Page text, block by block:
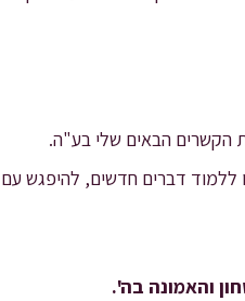
הקשרים הבאים שלי בע"ה.
דברים חדשים, להיפגש עם
והאמונה בה'.